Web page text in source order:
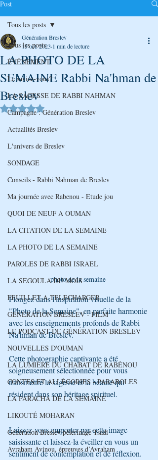
Post
Tous les posts
ÉVÉNEMENT
Le saviez-vous?
LA SAGESSE DE RABBI NAHMAN
Campagne : Génération Breslev
Actualités Breslev
L'univers de Breslev
SONDAGE
Conseils - Rabbi Nahman de Breslev
Ma journée avec Rabenou - Etude jou
QUOI DE NEUF A OUMAN
LA CITATION DE LA SEMAINE
LA PHOTO DE LA SEMAINE
PAROLES DE RABBI ISRAEL
LA SEGOULA DU MOIS
FEUILLET A TELECHARGER
GENERATION BRESLEV - FILM
LE PODCAST DE GÉNÉRATION BRESLEV
NOUVELLES D'OUMAN
LA LUMIÈRE DU CHABAT DE RABÉNOU
CONTES ET ALLÉGORIES - PARABOLES
LA PARACHA DE LA SEMAINE
LIKOUTÉ MOHARAN
Génération Breslev pèlerinage Tsadi
Avraham Avinou, épreuves d’Avraham
Tous les posts
LA PHOTO DE LA
SEMAINE Rabbi Na'hman de
Breslev
Génération Breslev
15 oct. 2023 1 min de lecture
Noté NaN étoiles sur 5.
photo de la semaine
Plongez dans l'inspiration visuelle de la
"Photo de la Semaine", en parfaite harmonie
avec les enseignements profonds de Rabbi
Na'hman de Breslev.
Cette photographie captivante a été
soigneusement sélectionnée pour vous
transmettre la sagesse et la beauté qui
résident dans son héritage spirituel.
Laissez-vous emporter par cette image
saisissante et laissez-la éveiller en vous un
sentiment de contemplation et de réflexion.